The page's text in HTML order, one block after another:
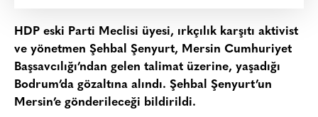
HDP eski Parti Meclisi üyesi, ırkçılık karşıtı aktivist
ve yönetmen Şehbal Şenyurt, Mersin Cumhuriyet
Başsavcılığı’ndan gelen talimat üzerine, yaşadığı
Bodrum’da gözaltına alındı. Şehbal Şenyurt’un
Mersin’e gönderileceği bildirildi.